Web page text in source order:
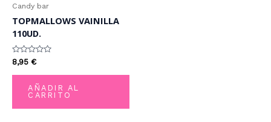
Candy bar
TOPMALLOWS VAINILLA
110UD.
Valorado
con
0
8,95 €
AÑADIR AL
CARRITO